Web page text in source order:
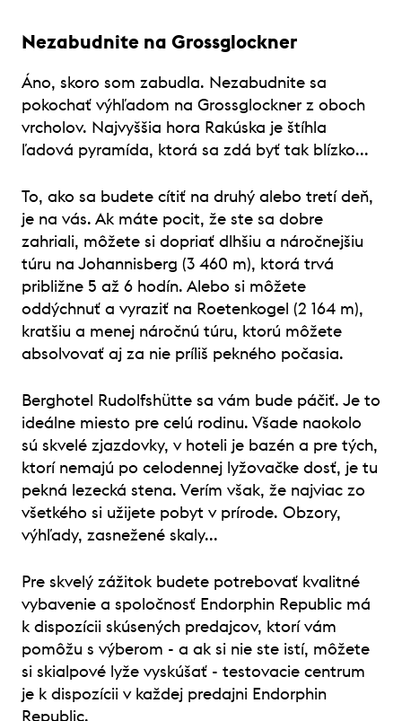
Nezabudnite na Grossglockner
Áno, skoro som zabudla. Nezabudnite sa
pokochať výhľadom na Grossglockner z oboch
vrcholov. Najvyššia hora Rakúska je štíhla
ľadová pyramída, ktorá sa zdá byť tak blízko...
To, ako sa budete cítiť na druhý alebo tretí deň,
je na vás. Ak máte pocit, že ste sa dobre
zahriali, môžete si dopriať dlhšiu a náročnejšiu
túru na Johannisberg (3 460 m), ktorá trvá
približne 5 až 6 hodín. Alebo si môžete
oddýchnuť a vyraziť na Roetenkogel (2 164 m),
kratšiu a menej náročnú túru, ktorú môžete
absolvovať aj za nie príliš pekného počasia.
Berghotel Rudolfshütte sa vám bude páčiť. Je to
ideálne miesto pre celú rodinu. Všade naokolo
sú skvelé zjazdovky, v hoteli je bazén a pre tých,
ktorí nemajú po celodennej lyžovačke dosť, je tu
pekná lezecká stena. Verím však, že najviac zo
všetkého si užijete pobyt v prírode. Obzory,
výhľady, zasnežené skaly...
Pre skvelý zážitok budete potrebovať kvalitné
vybavenie a spoločnosť Endorphin Republic má
k dispozícii skúsených predajcov, ktorí vám
pomôžu s výberom - a ak si nie ste istí, môžete
si skialpové lyže vyskúšať - testovacie centrum
je k dispozícii v každej predajni Endorphin
Republic.